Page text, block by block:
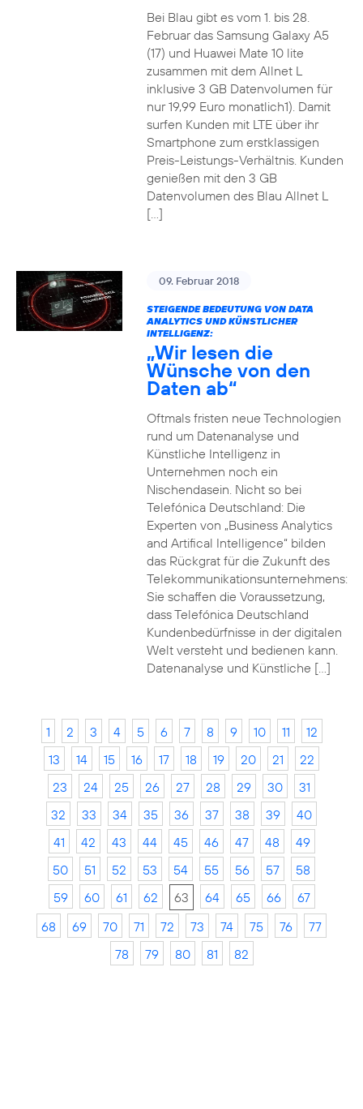
Bei Blau gibt es vom 1. bis 28.
Februar das Samsung Galaxy A5
(17) und Huawei Mate 10 lite
zusammen mit dem Allnet L
inklusive 3 GB Datenvolumen für
nur 19,99 Euro monatlich1). Damit
surfen Kunden mit LTE über ihr
Smartphone zum erstklassigen
Preis-Leistungs-Verhältnis. Kunden
genießen mit den 3 GB
Datenvolumen des Blau Allnet L
[…]
09. Februar 2018
STEIGENDE BEDEUTUNG VON DATA
ANALYTICS UND KÜNSTLICHER
INTELLIGENZ:
„Wir lesen die
Wünsche von den
Daten ab“
Oftmals fristen neue Technologien
rund um Datenanalyse und
Künstliche Intelligenz in
Unternehmen noch ein
Nischendasein. Nicht so bei
Telefónica Deutschland: Die
Experten von „Business Analytics
and Artifical Intelligence“ bilden
das Rückgrat für die Zukunft des
Telekommunikationsunternehmens:
Sie schaffen die Voraussetzung,
dass Telefónica Deutschland
Kundenbedürfnisse in der digitalen
Welt versteht und bedienen kann.
Datenanalyse und Künstliche […]
1 2 3 4 5 6 7 8 9 10 11
12
13
14 15 16 17 18 19 20 21
22
23
24 25 26 27 28 29 30
31
32
33 34 35 36 37 38 39
40
41
42 43 44 45 46 47 48
49
50
51 52 53 54 55 56 57
58
59
60 61 62 63 64 65 66
67
68
69 70 71 72 73 74 75 76
77
78
79 80 81 82